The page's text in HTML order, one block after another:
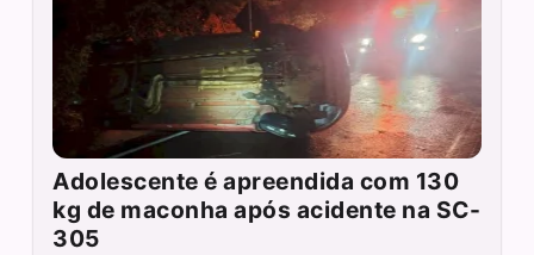
Adolescente é apreendida com 130
kg de maconha após acidente na SC-
305